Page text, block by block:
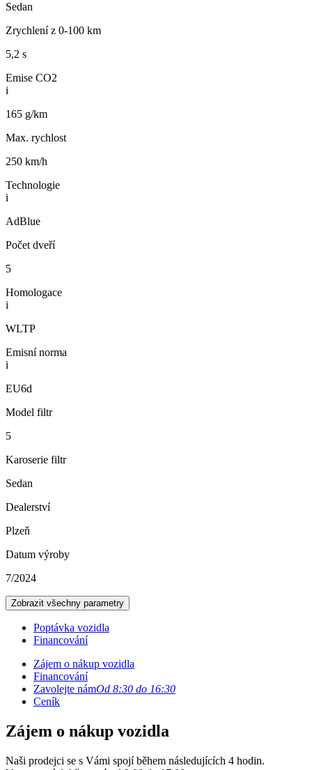
Sedan
Zrychlení z 0-100 km
5,2 s
Emise CO2
i
165 g/km
Max. rychlost
250 km/h
Technologie
i
AdBlue
Počet dveří
5
Homologace
i
WLTP
Emisní norma
i
EU6d
Model filtr
5
Karoserie filtr
Sedan
Dealerství
Plzeň
Datum výroby
7/2024
Zobrazit všechny parametry
Poptávka vozidla
Financování
Zájem o nákup vozidla
Financování
Zavolejte námOd 8:30 do 16:30
Ceník
Zájem o nákup vozidla
Naši prodejci se s Vámi spojí během následujících 4 hodin.